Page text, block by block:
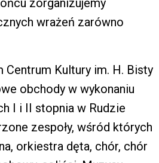
zorganizujemy
wrażeń zarówno
Kultury im. H. Bisty
obchody w wykonaniu
I i II stopnia w Rudzie
zespoły, wśród których
orkiestra dęta, chór, chór